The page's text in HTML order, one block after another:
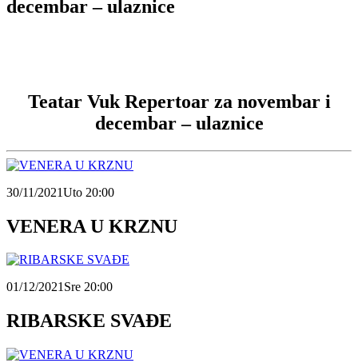
decembar – ulaznice
Teatar Vuk Repertoar za novembar i
decembar – ulaznice
30/11/2021Uto 20:00
VENERA U KRZNU
01/12/2021Sre 20:00
RIBARSKE SVAĐE